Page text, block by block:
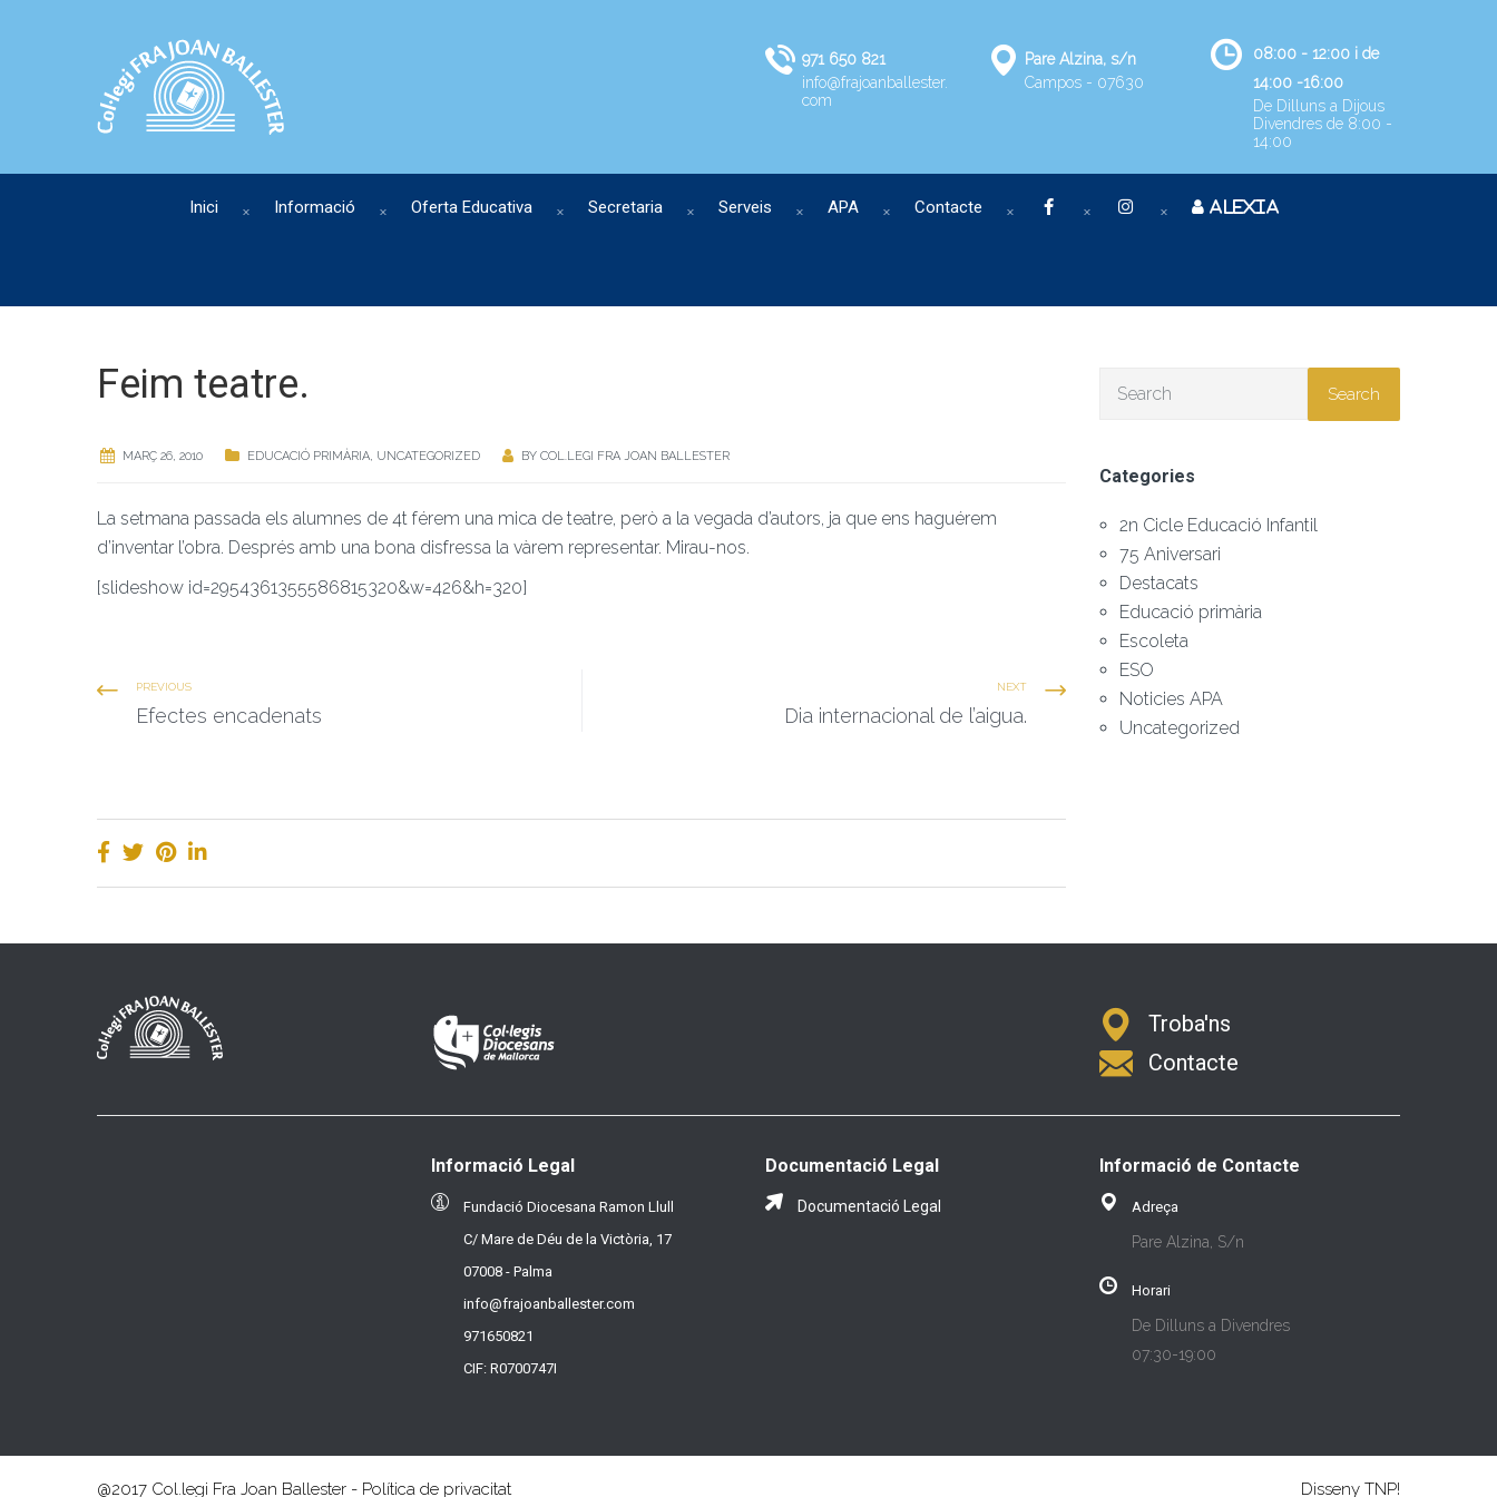
971 650 821
info@frajoanballester.
com
Pare Alzina, s/n
Campos - 07630
08:00 - 12:00 i de
14:00 -16:00
De Dilluns a Dijous
Divendres de 8:00 -
14:00
Inici Informació Oferta Educativa Secretaria Serveis APA Contacte ALEXIA
Feim teatre.
MARÇ 26, 2010 EDUCACIÓ PRIMÀRIA, UNCATEGORIZED BY COL.LEGI FRA JOAN BALLESTER
La setmana passada els alumnes de 4t férem una mica de teatre, però a la vegada d’autors, ja que ens haguérem
d’inventar l’obra. Després amb una bona disfressa la vàrem representar. Mirau-nos.
[slideshow id=2954361355586815320&w=426&h=320]
PREVIOUS
Efectes encadenats
NEXT
Dia internacional de l’aigua.
Search
Categories
2n Cicle Educació Infantil
75 Aniversari
Destacats
Educació primària
Escoleta
ESO
Noticies APA
Uncategorized
Troba'ns
Contacte
Informació Legal
Fundació Diocesana Ramon Llull
C/ Mare de Déu de la Victòria, 17
07008 - Palma
info@frajoanballester.com
971650821
CIF: R0700747I
Documentació Legal
Documentació Legal
Informació de Contacte
Adreça
Pare Alzina, S/n
Horari
De Dilluns a Divendres
07:30-19:00
@2017 Col.legi Fra Joan Ballester - Política de privacitat Disseny TNP!